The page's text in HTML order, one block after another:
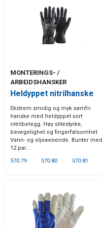
MONTERINGS- /
ARBEIDSHANSKER
Heldyppet nitrilhanske
Ekstrem smidig og myk sømfri
hanske med heldyppet sort
nitrilbelegg. Høy slitestyrke,
bevegelighet og fingerfølsomhet.
Vann- og oljeavisende. Bunter med
12 par....
570.79
570.80 570.81